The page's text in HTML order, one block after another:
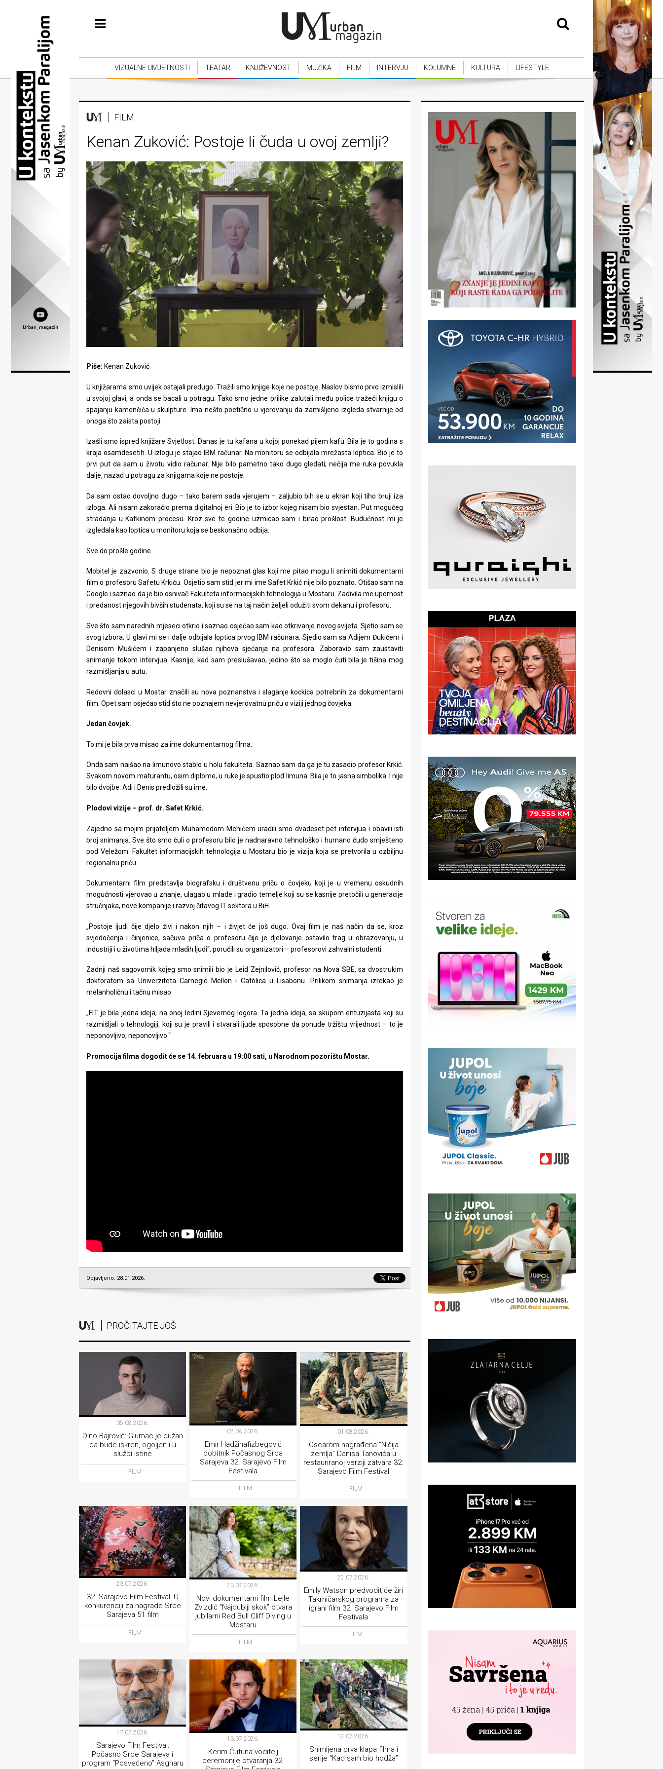
Vizualne
umjetnosti
Teatar
Književnost
Muzika
Film
Intervju
Kolumne
Lifestyle
Beauty
Zdravlje
stolom
u
VIZUALNE UMJETNOSTI TEATAR KNJIŽEVNOST MUZIKA FILM INTERVJU KOLUMNE KULTURA LIFESTYLE
FILM
Kenan Zuković: Postoje li čuda u ovoj zemlji?
Piše: Kenan Zuković
U knjižarama smo uvijek ostajali predugo. Tražili smo knjige koje ne postoje. Naslov bismo prvo izmislili
u svojoj glavi, a onda se bacali u potragu. Tako smo jedne prilike zalutali među police tražeći knjigu o
spajanju kamenčića u skulpture. Ima nešto poetično u vjerovanju da zamišljeno izgleda stvarnije od
onoga što zaista postoji.
Izašli smo ispred knjižare Svjetlost. Danas je tu kafana u kojoj ponekad pijem kafu. Bila je to godina s
kraja osamdesetih. U izlogu je stajao IBM računar. Na monitoru se odbijala mrežasta loptica. Bio je to
prvi put da sam u životu vidio računar. Nije bilo pametno tako dugo gledati; nečija me ruka povukla
dalje, nazad u potragu za knjigama koje ne postoje.
Da sam ostao dovoljno dugo – tako barem sada vjerujem – zaljubio bih se u ekran koji tiho bruji iza
izloga. Ali nisam zakoračio prema digitalnoj eri. Bio je to izbor kojeg nisam bio svjestan. Put mogućeg
stradanja u Kafkinom procesu. Kroz sve te godine uzmicao sam i birao prošlost. Budućnost mi je
izgledala kao loptica u monitoru koja se beskonačno odbija.
Sve do prošle godine.
Mobitel je zazvonio. S druge strane bio je nepoznat glas koji me pitao mogu li snimiti dokumentarni
film o profesoru Safetu Krkiću. Osjetio sam stid jer mi ime Safet Krkić nije bilo poznato. Otišao sam na
Google i saznao da je bio osnivač Fakulteta informacijskih tehnologija u Mostaru. Zadivila me upornost
i predanost njegovih bivših studenata, koji su se na taj način željeli odužiti svom dekanu i profesoru.
Sve što sam narednih mjeseci otkrio i saznao osjećao sam kao otkrivanje novog svijeta. Sjetio sam se
svog izbora. U glavi mi se i dalje odbijala loptica prvog IBM računara. Sjedio sam sa Adijem Đukićem i
Denisom Mušićem i zapanjeno slušao njihova sjećanja na profesora. Zaboravio sam zaustaviti
snimanje tokom intervjua. Kasnije, kad sam preslušavao, jedino što se moglo čuti bila je tišina mog
razmišljanja u autu.
Redovni dolasci u Mostar značili su nova poznanstva i slaganje kockica potrebnih za dokumentarni
film. Opet sam osjećao stid što ne poznajem nevjerovatnu priču o viziji jednog čovjeka.
Jedan čovjek.
To mi je bila prva misao za ime dokumentarnog filma.
Onda sam naišao na limunovo stablo u holu fakulteta. Saznao sam da ga je tu zasadio profesor Krkić.
Svakom novom maturantu, osim diplome, u ruke je spustio plod limuna. Bila je to jasna simbolika. I nije
bilo dvojbe. Adi i Denis predložili su ime:
Plodovi vizije – prof. dr. Safet Krkić.
Zajedno sa mojim prijateljem Muhamedom Mehićem uradili smo dvadeset pet intervjua i obavili isti
broj snimanja. Sve što smo čuli o profesoru bilo je nadnaravno tehnološko i humano čudo smješteno
pod Veležom. Fakultet informacijskih tehnologija u Mostaru bio je vizija koja se pretvorila u ozbiljnu
regionalnu priču.
Dokumentarni film predstavlja biografsku i društvenu priču o čovjeku koji je u vremenu oskudnih
mogućnosti vjerovao u znanje, ulagao u mlade i gradio temelje koji su se kasnije pretočili u generacije
stručnjaka, nove kompanije i razvoj čitavog IT sektora u BiH.
„Postoje ljudi čije djelo živi i nakon njih – i živjet će još dugo. Ovaj film je naš način da se, kroz
svjedočenja i činjenice, sačuva priča o profesoru čije je djelovanje ostavilo trag u obrazovanju, u
industriji i u životima hiljada mladih ljudi“, poručili su organizatori – profesorovi zahvalni studenti.
Zadnji naš sagovornik kojeg smo snimili bio je Leid Zejnilović, profesor na Nova SBE, sa dvostrukim
doktoratom sa Univerziteta Carnegie Mellon i Católica u Lisabonu. Prilikom snimanja izrekao je
melanholičnu i tačnu misao:
„FIT je bila jedna ideja, na onoj ledini Sjevernog logora. Ta jedna ideja, sa skupom entuzijasta koji su
razmišljali o tehnologiji, koji su je pravili i stvarali ljude sposobne da ponude tržištu vrijednost – to je
neponovljivo, neponovljivo.“
Promocija filma dogodit će se 14. februara u 19:00 sati, u Narodnom pozorištu Mostar.
Objavljeno: 28.01.2026.
PROČITAJTE JOŠ
05.08.2026.
Dino Bajrović: Glumac je dužan
da bude iskren, ogoljen i u
službi istine
FILM
02.08.2026.
Emir Hadžihafizbegović
dobitnik Počasnog Srca
Sarajeva 32. Sarajevo Film
Festivala
FILM
01.08.2026.
Oscarom nagrađena “Ničija
zemlja” Danisa Tanovića u
restauriranoj verziji zatvara 32.
Sarajevo Film Festival
FILM
23.07.2026.
32. Sarajevo Film Festival: U
konkurenciji za nagrade Srce
Sarajeva 51 film
FILM
23.07.2026.
Novi dokumentarni film Lejle
Zvizdić “Najdublji skok” otvara
jubilarni Red Bull Cliff Diving u
Mostaru
FILM
22.07.2026.
Emily Watson predvodit će žiri
Takmičarskog programa za
igrani film 32. Sarajevo Film
Festivala
FILM
17.07.2026.
Sarajevo Film Festival:
Počasno Srce Sarajeva i
program “Posvećeno” Asgharu
13.07.2026.
Kerim Čutuna voditelj
ceremonije otvaranja 32.
12.07.2026.
Snimljena prva klapa filma i
serije “Kad sam bio hodža”